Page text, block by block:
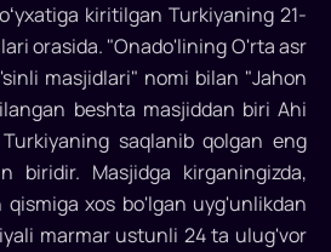
kiritilgan Turkiyaning 21-
orasida. "Onado'lining O'rta asr
masjidlari" nomi bilan "Jahon
beshta masjiddan biri Ahi
saqlanib qolgan eng
biridir. Masjidga kirganingizda,
xos bo'lgan uyg'unlikdan
marmar ustunli 24 ta ulug'vor